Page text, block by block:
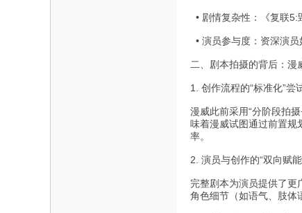
• 剧情复杂性：《复联
• 演员参与度：资深演
二、剧本拍摄的背后：漫
1. 创作流程的“标准化”尝
漫威此前采用“分阶段拍
味着漫威试图通过前置规
率。
2. 演员与创作的“双向赋能
完整剧本为演员提供了更
角色细节（如语气、肢体